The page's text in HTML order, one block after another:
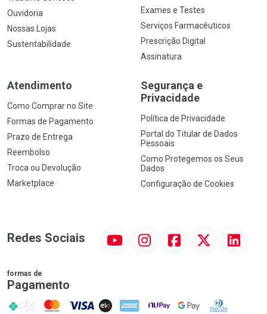
Ouvidoria
Nossas Lojas
Sustentabilidade
Exames e Testes
Serviços Farmacêuticos
Prescrição Digital
Assinatura
Atendimento
Como Comprar no Site
Formas de Pagamento
Prazo de Entrega
Reembolso
Troca ou Devolução
Marketplace
Segurança e
Privacidade
Política de Privacidade
Portal do Titular de Dados
Pessoais
Como Protegemos os Seus
Dados
Configuração de Cookies
Redes Sociais InstagramFacebookTwitter Linkedin
formas de
Pagamento
PIX MasterCard
VISA ELO AMEX NuPay Google PayDiners Club